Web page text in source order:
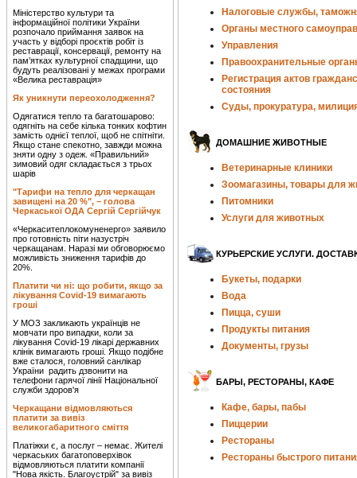
Міністерство культури та
інформаційної політики України
розпочало приймання заявок на
участь у відборі проєктів робіт із
реставрації, консервації, ремонту на
пам’ятках культурної спадщини, що
будуть реалізовані у межах програми
«Велика реставрація»
Як уникнути переохолодження?
Одягатися тепло та багатошарово:
одягніть на себе кілька тонких кофтин
замість однієї теплої, щоб не спітніти.
Якщо стане спекотно, завжди можна
зняти одну з одеж. «Правильний»
зимовий одяг складається з трьох
шарів
"Тарифи на тепло для черкащан
завищені на 20 %", – голова
Черкаської ОДА Сергій Сергійчук
«Черкаситеплокомуненерго» заявило
про готовність піти назустріч
черкащанам. Наразі ми обговорюємо
можливість зниження тарифів до
20%.
Платити чи ні: що робити, якщо за
лікування Covid-19 вимагають
гроші
У МОЗ закликають українців не
мовчати про випадки, коли за
лікування Covid-19 лікарі державних
клінік вимагають гроші. Якщо подібне
вже сталося, головний санлікар
України радить дзвонити на
телефони гарячої лінії Національної
служби здоров'я
Черкащани відмовляються
платити за вивіз
великогабаритного сміття
Платіжки є, а послуг – немає. Жителі
черкаських багатоповерхівок
відмовляються платити компанії
"Нова якість. Благоустрій" за вивіз
Налоговые службы,
Органы местного
Управления
Правоохранительные
Регистрация актов
состояния
Суды, прокуратура,
ДОМАШНИЕ ЖИВОТНЫЕ
Ветеринарные клиники
Зоомагазины, товары для
Питомники
Услуги для животных
КУРЬЕРСКИЕ УСЛУГИ.
Букеты, подарки
Вода
Пицца, суши
Продукты питания
Документы, грузы
БАРЫ, РЕСТОРАНЫ, КАФЕ
Кафе, бары, пабы
Пиццерии
Рестораны
Рестораны быстрого